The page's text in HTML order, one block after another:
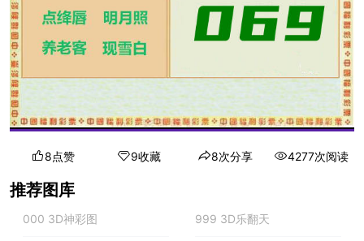
8点赞 9收藏 8次分享 4277次阅读
推荐图库
000 3D神彩图 999 3D乐翻天